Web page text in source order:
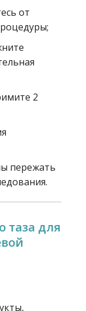
от
2
пережать
таза для